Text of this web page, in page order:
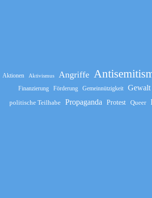
Aktionen Aktivismus Angriffe
Finanzierung Förderung Gemeinnützigkeit Gewalt
politische Teilhabe Propaganda Protest Queer